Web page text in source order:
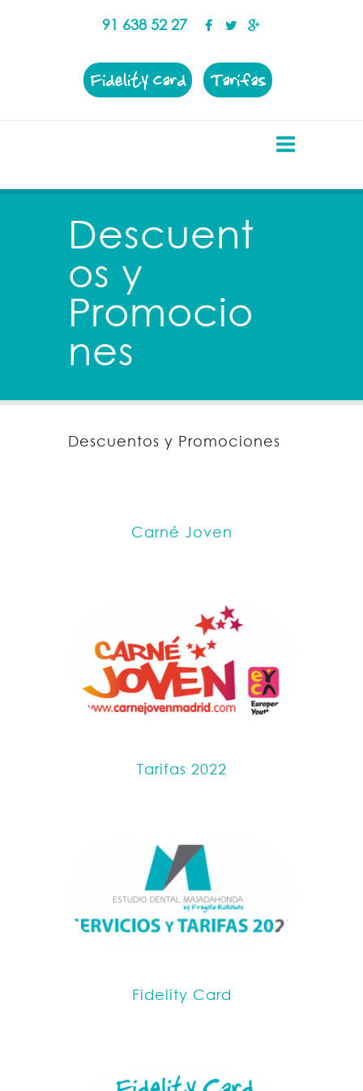
91 638 52 27
Fidelity Card Tarifas
Descuent
os y
Promocio
nes
Descuentos y Promociones
Carné Joven
Tarifas 2022
Fidelity Card